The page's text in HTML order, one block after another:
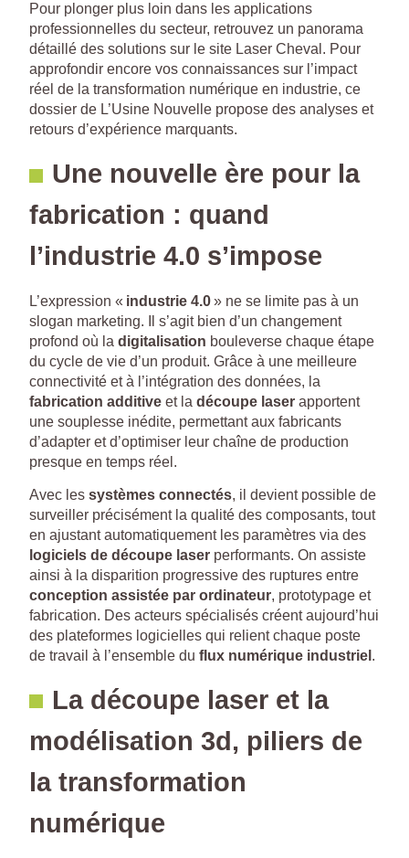
Pour plonger plus loin dans les applications
professionnelles du secteur, retrouvez un panorama
détaillé des solutions sur le site Laser Cheval. Pour
approfondir encore vos connaissances sur l’impact
réel de la transformation numérique en industrie, ce
dossier de L’Usine Nouvelle propose des analyses et
retours d’expérience marquants.
Une nouvelle ère pour la
fabrication : quand
l’industrie 4.0 s’impose
L’expression « industrie 4.0» ne se limite pas à un
slogan marketing. Il s’agit bien d’un changement
profond où la digitalisation bouleverse chaque étape
du cycle de vie d’un produit. Grâce à une meilleure
connectivité et à l’intégration des données, la
fabrication additive et la découpe laser apportent
une souplesse inédite, permettant aux fabricants
d’adapter et d’optimiser leur chaîne de production
presque en temps réel.
Avec les systèmes connectés, il devient possible de
surveiller précisément la qualité des composants, tout
en ajustant automatiquement les paramètres via des
logiciels de découpe laser performants. On assiste
ainsi à la disparition progressive des ruptures entre
conception assistée par ordinateur, prototypage et
fabrication. Des acteurs spécialisés créent aujourd’hui
des plateformes logicielles qui relient chaque poste
de travail à l’ensemble du flux numérique industriel .
La découpe laser et la
modélisation 3d, piliers de
la transformation
numérique